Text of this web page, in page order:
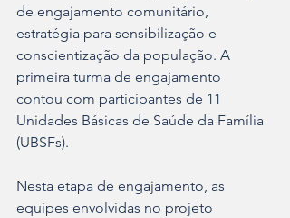
de engajamento comunitário,
estratégia para sensibilização e
conscientização da população. A
primeira turma de engajamento
contou com participantes de 11
Unidades Básicas de Saúde da Família
(UBSFs).
Nesta etapa de engajamento, as
equipes envolvidas no projeto